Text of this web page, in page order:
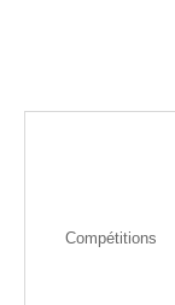
Compétitions